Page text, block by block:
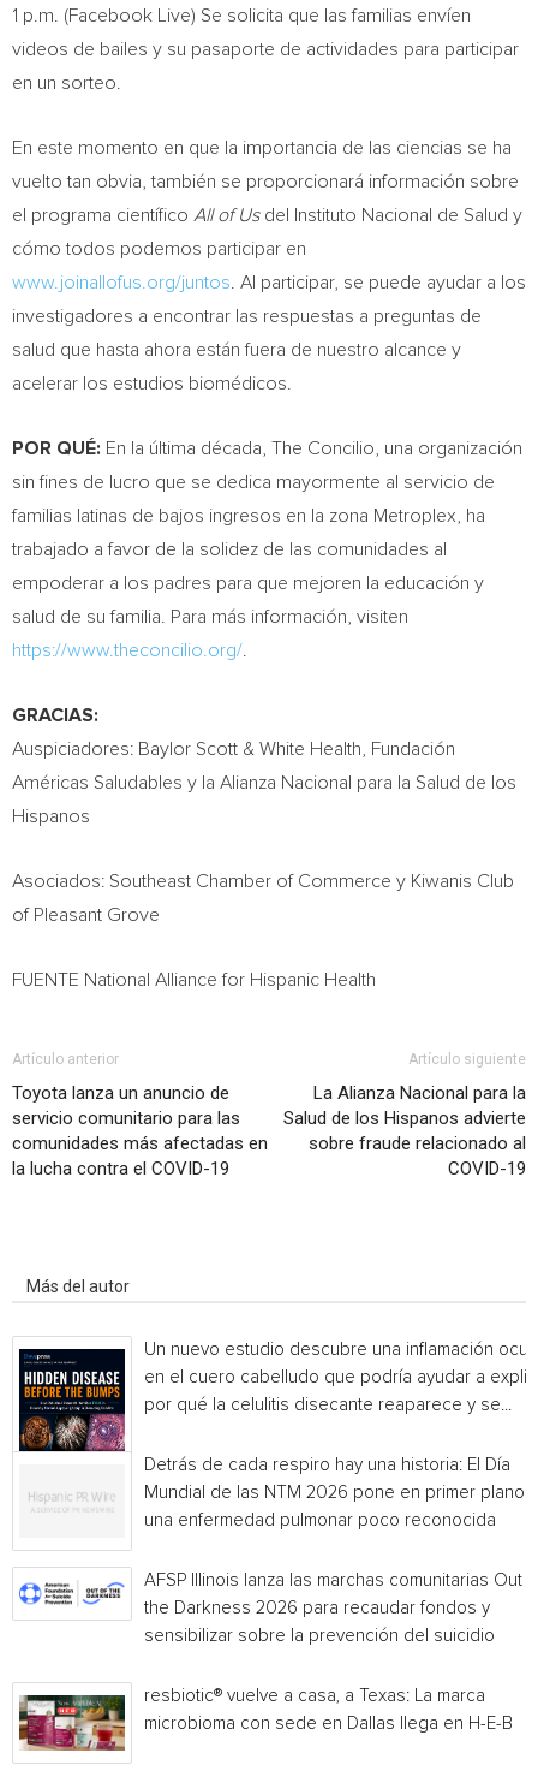
1 p.m.
(Facebook Live) Se solicita que las familias envíen
videos de bailes y su pasaporte de actividades para participar
en un sorteo.
En este momento en que la importancia de las ciencias se ha
vuelto tan obvia, también se proporcionará información sobre
el programa científico All of Usdel Instituto Nacional de Salud y
cómo todos podemos participar en
www.joinallofus.org/juntos . Al participar, se puede ayudar a los
investigadores a encontrar las respuestas a preguntas de
salud que hasta ahora están fuera de nuestro alcance y
acelerar los estudios biomédicos.
POR QUÉ: En la última década, The Concilio, una organización
sin fines de lucro que se dedica mayormente al servicio de
familias latinas de bajos ingresos en la zona Metroplex, ha
trabajado a favor de la solidez de las comunidades al
empoderar a los padres para que mejoren la educación y
salud de su familia. Para más información, visiten
https://www.theconcilio.org/
GRACIAS:
Auspiciadores: Baylor Scott & White Health, Fundación
Américas Saludables y la Alianza Nacional para la Salud de los
Hispanos
Asociados: Southeast Chamber of Commerce y Kiwanis Club
of Pleasant Grove
FUENTE National Alliance for Hispanic Health
Artículo anterior
Toyota lanza un anuncio de
servicio comunitario para las
comunidades más afectadas en
la lucha contra el COVID-19
Artículo siguiente
La Alianza Nacional para la
Salud de los Hispanos advierte
sobre fraude relacionado al
COVID-19
Más del autor
Un nuevo estudio descubre una inflamación
en el cuero cabelludo que podría ayudar a
por qué la celulitis disecante reaparece y se...
Detrás de cada respiro hay una historia: El Día
Mundial de las NTM 2026 pone en primer plano
una enfermedad pulmonar poco reconocida
AFSP Illinois lanza las marchas comunitarias Out
the Darkness 2026 para recaudar fondos y
sensibilizar sobre la prevención del suicidio
resbiotic® vuelve a casa, a Texas: La marca
microbioma con sede en Dallas llega en H-E-B